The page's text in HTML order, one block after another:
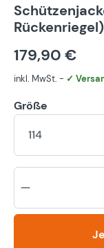
Rückenriegel)
179,90 €
inkl. MwSt. - ✓
Größe
114